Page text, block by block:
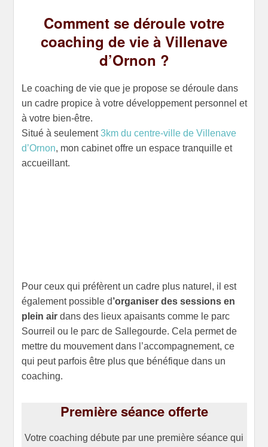
Comment se déroule votre
coaching de vie à Villenave
d’Ornon ?
Le coaching de vie que je propose se déroule dans
un cadre propice à votre développement personnel et
à votre bien-être.
Situé à seulement3km du centre-ville de Villenave
d’Ornon, mon cabinet offre un espace tranquille et
accueillant.
Pour ceux qui préfèrent un cadre plus naturel, il est
également possible d’organiser des sessions en
plein air dans des lieux apaisants comme le parc
Sourreil ou le parc de Sallegourde. Cela permet de
mettre du mouvement dans l’accompagnement, ce
qui peut parfois être plus que bénéfique dans un
coaching.
Première séance offerte
Votre coaching débute par une première séance qui